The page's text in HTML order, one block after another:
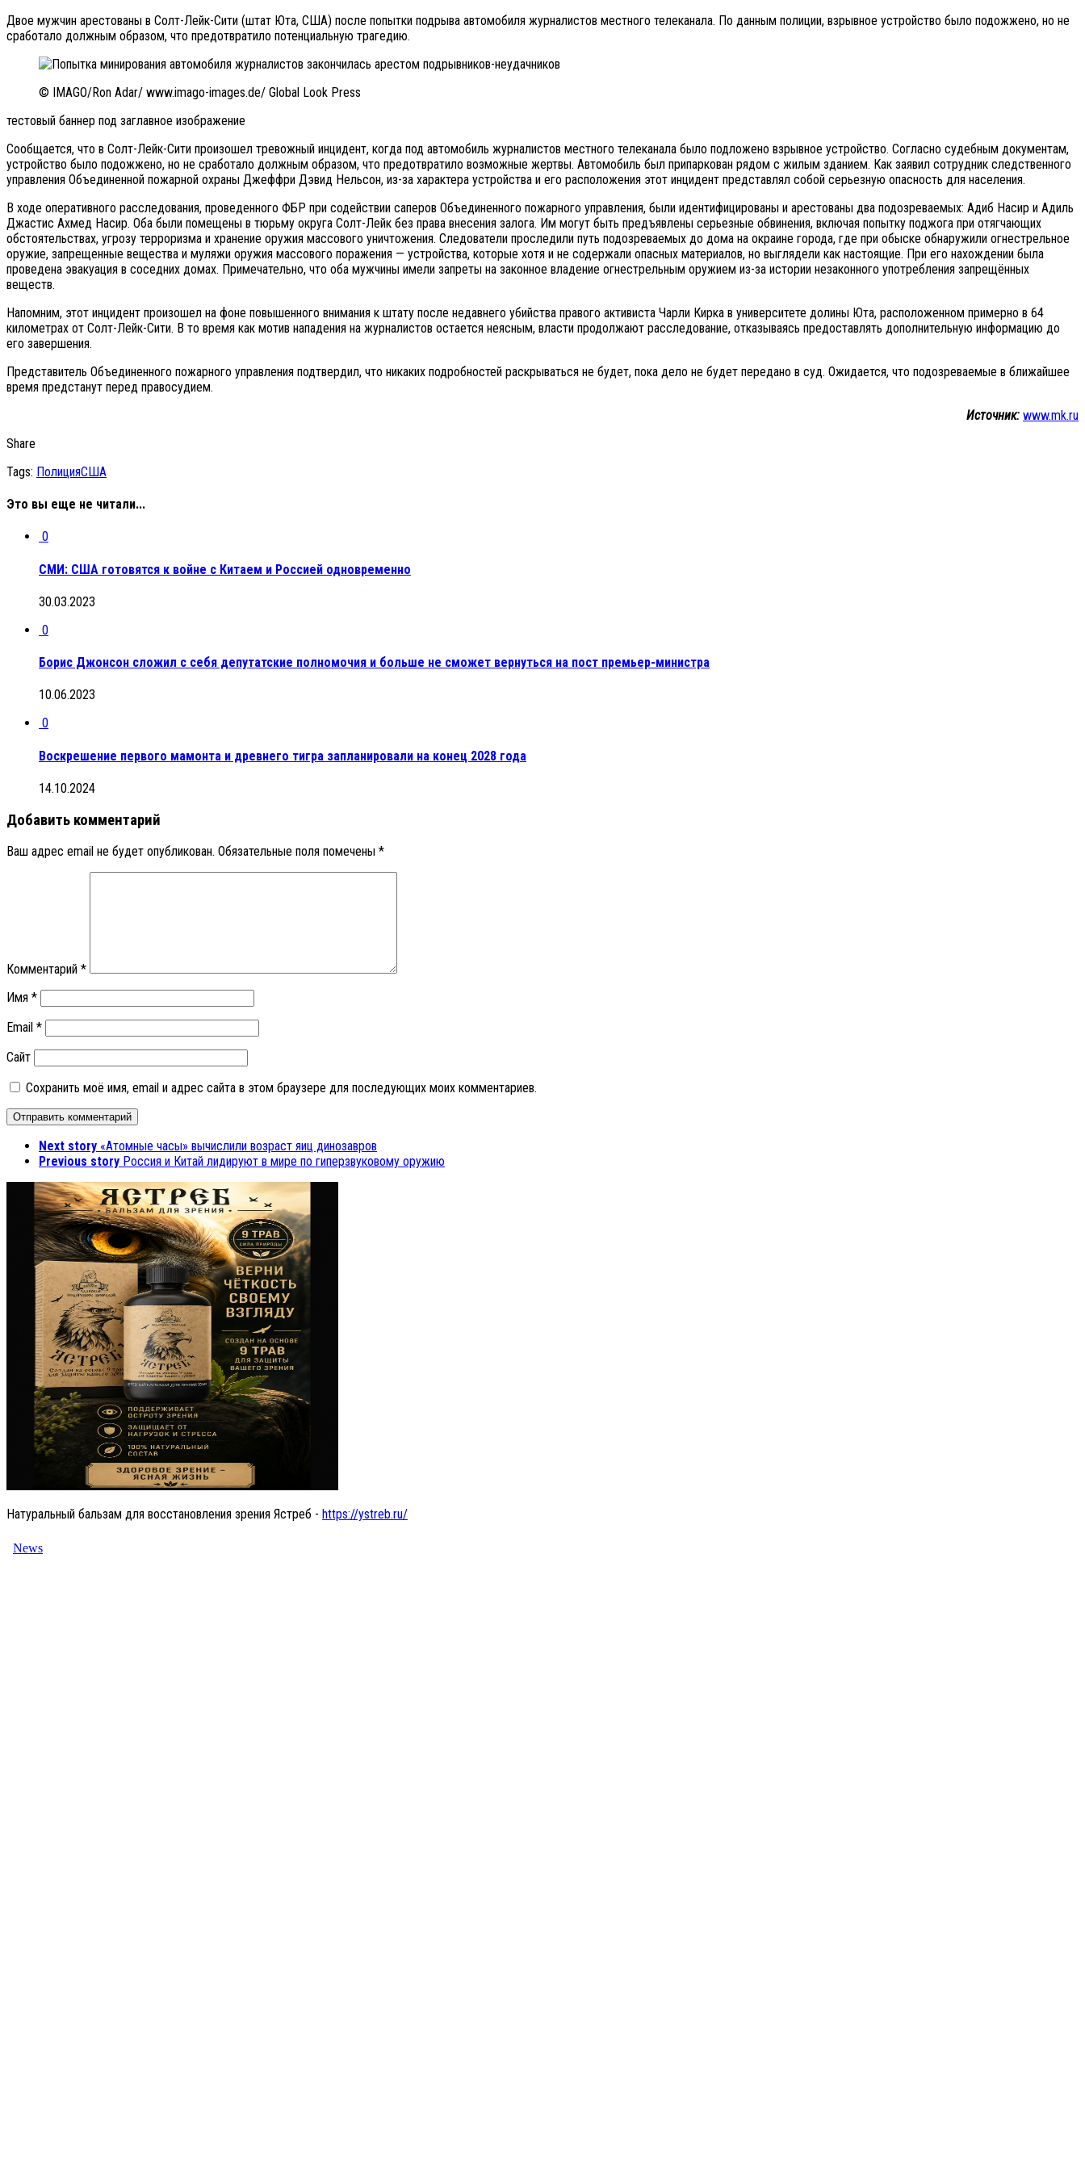
Двое мужчин арестованы в Солт-Лейк-Сити (штат Юта, США) после попытки подрыва автомобиля журналистов местного телеканала. По данным полиции, взрывное устройство было подожжено, но не
сработало должным образом, что предотвратило потенциальную трагедию.
© IMAGO/Ron Adar/ www.imago-images.de/ Global Look Press
тестовый баннер под заглавное изображение
Сообщается, что в Солт-Лейк-Сити произошел тревожный инцидент, когда под автомобиль журналистов местного телеканала было подложено взрывное устройство. Согласно судебным документам,
устройство было подожжено, но не сработало должным образом, что предотвратило возможные жертвы. Автомобиль был припаркован рядом с жилым зданием. Как заявил сотрудник следственного
управления Объединенной пожарной охраны Джеффри Дэвид Нельсон, из-за характера устройства и его расположения этот инцидент представлял собой серьезную опасность для населения.
В ходе оперативного расследования, проведенного ФБР при содействии саперов Объединенного пожарного управления, были идентифицированы и арестованы два подозреваемых: Адиб Насир и Адиль
Джастис Ахмед Насир. Оба были помещены в тюрьму округа Солт-Лейк без права внесения залога. Им могут быть предъявлены серьезные обвинения, включая попытку поджога при отягчающих
обстоятельствах, угрозу терроризма и хранение оружия массового уничтожения. Следователи проследили путь подозреваемых до дома на окраине города, где при обыске обнаружили огнестрельное
оружие, запрещенные вещества и муляжи оружия массового поражения — устройства, которые хотя и не содержали опасных материалов, но выглядели как настоящие. При его нахождении была
проведена эвакуация в соседних домах. Примечательно, что оба мужчины имели запреты на законное владение огнестрельным оружием из-за истории незаконного употребления запрещённых
веществ.
Напомним, этот инцидент произошел на фоне повышенного внимания к штату после недавнего убийства правого активиста Чарли Кирка в университете долины Юта, расположенном примерно в 64
километрах от Солт-Лейк-Сити. В то время как мотив нападения на журналистов остается неясным, власти продолжают расследование, отказываясь предоставлять дополнительную информацию до
его завершения.
Представитель Объединенного пожарного управления подтвердил, что никаких подробностей раскрываться не будет, пока дело не будет передано в суд. Ожидается, что подозреваемые в ближайшее
время предстанут перед правосудием.
Источник: www.mk.ru
Share
Tags: ПолицияСША
Это вы еще не читали...
0
СМИ: США готовятся к войне с Китаем и Россией одновременно
30.03.2023
0
Борис Джонсон сложил с себя депутатские полномочия и больше не сможет вернуться на пост премьер-министра
10.06.2023
0
Воскрешение первого мамонта и древнего тигра запланировали на конец 2028 года
14.10.2024
Добавить комментарий
Ваш адрес email не будет опубликован. Обязательные поля помечены *
Комментарий *
Имя *
Email *
Сайт
Сохранить моё имя, email и адрес сайта в этом браузере для последующих моих комментариев.
Next story «Атомные часы» вычислили возраст яиц динозавров
Previous story Россия и Китай лидируют в мире по гиперзвуковому оружию
Натуральный бальзам для восстановления зрения Ястреб - https://ystreb.ru/